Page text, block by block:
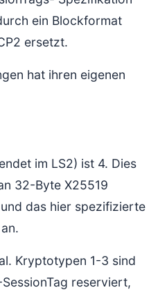
ein Blockformat
ersetzt.
hat ihren eigenen
im LS2) ist 4. Dies
32-Byte X25519
das hier spezifizierte
Kryptotypen 1-3 sind
reserviert,